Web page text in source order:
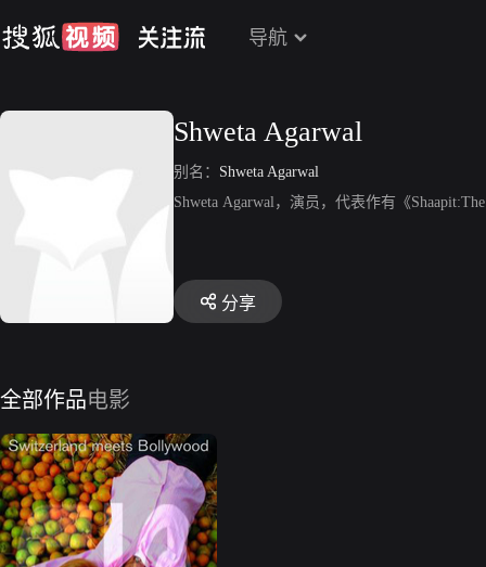
导航
Shweta Agarwal
别名： Shweta Agarwal
Shweta Agarwal，演员，代表作有《
分享
全部作品电影